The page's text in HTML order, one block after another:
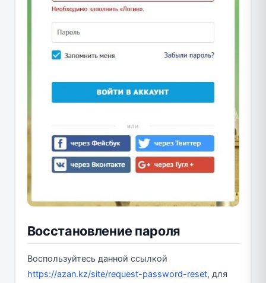
Восстановление пароля
Воспользуйтесь данной ссылкой
https://azan.kz/site/request-password-reset, для